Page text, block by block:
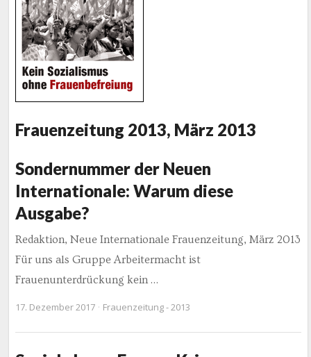
Frauenzeitung 2013, März 2013
Sondernummer der Neuen
Internationale: Warum diese
Ausgabe?
Redaktion, Neue Internationale Frauenzeitung, März 2013
Für uns als Gruppe Arbeitermacht ist
Frauenunterdrückung kein …
17. Dezember 2017 Frauenzeitung - 2013